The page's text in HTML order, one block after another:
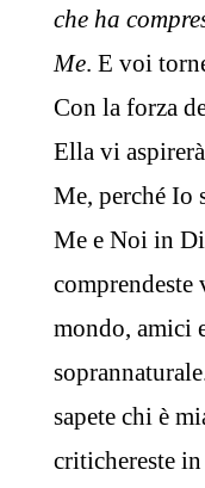
che ha
Me. E voi
Con la forza
Ella vi
Me, perché Io
Me e Noi in
mondo, amici
sapete chi è
critichereste